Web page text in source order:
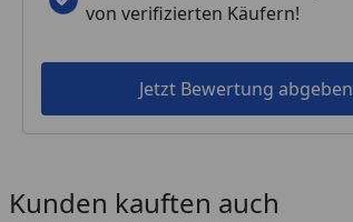
von verifizierten Käufern!
Jetzt Bewertung abgeben
Kunden kauften auch